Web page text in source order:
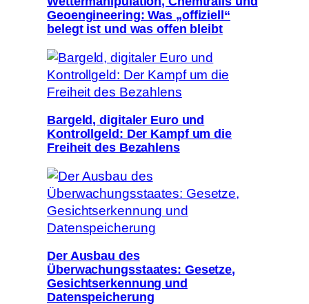
Geoengineering: Was „offiziell“
belegt ist und was offen bleibt
Bargeld, digitaler Euro und
Kontrollgeld: Der Kampf um die
Freiheit des Bezahlens
Der Ausbau des
Überwachungsstaates: Gesetze,
Gesichtserkennung und
Datenspeicherung